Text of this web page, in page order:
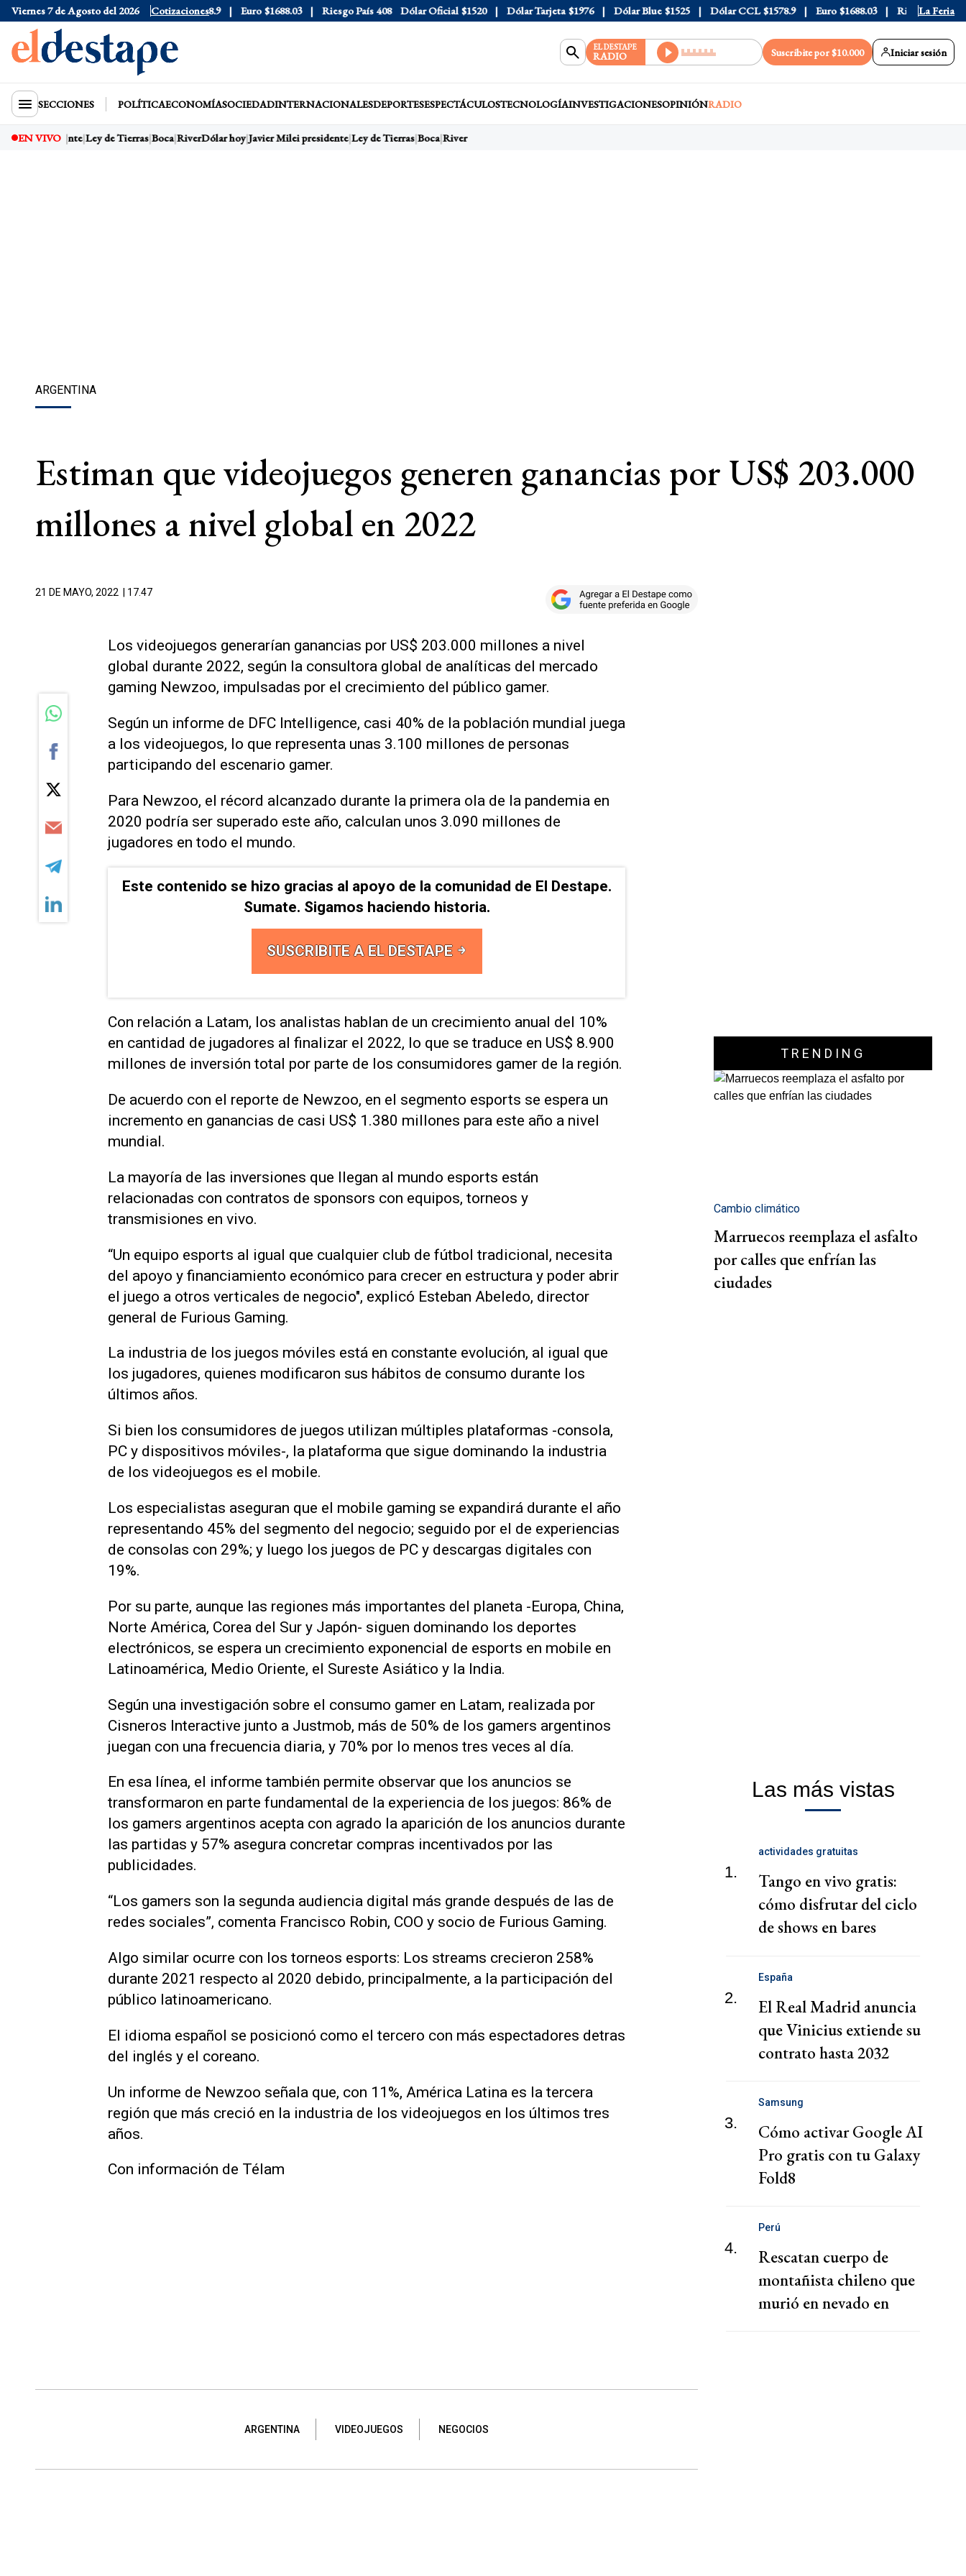
Viernes 7 de Agosto del 2026 Cotizaciones
Dólar Blue $1525 Dólar CCL $1578.9 Euro $1688.03 Riesgo País 408 Dólar Oficial $1520 Dólar Tarjeta $1976 Dólar Blue $1525 Dólar CCL $1578.9 Euro $1688.03 Riesgo País 408
La Feria
EL DESTAPE
RADIO Suscribite por $10.000 Iniciar sesión
SECCIONES POLÍTICAECONOMÍASOCIEDADINTERNACIONALESDEPORTESESPECTÁCULOSTECNOLOGÍAINVESTIGACIONESOPINIÓNRADIO
EN VIVO
Milei presidente Ley de Tierras Boca RiverDólar hoy Javier Milei presidente Ley de Tierras Boca River
ARGENTINA
Estiman que videojuegos generen ganancias por US$ 203.000
millones a nivel global en 2022
21 DE MAYO, 2022 | 17.47
Los videojuegos generarían ganancias por US$ 203.000 millones a nivel
global durante 2022, según la consultora global de analíticas del mercado
gaming Newzoo, impulsadas por el crecimiento del público gamer.
Según un informe de DFC Intelligence, casi 40% de la población mundial juega
a los videojuegos, lo que representa unas 3.100 millones de personas
participando del escenario gamer.
Para Newzoo, el récord alcanzado durante la primera ola de la pandemia en
2020 podría ser superado este año, calculan unos 3.090 millones de
jugadores en todo el mundo.
Este contenido se hizo gracias al apoyo de la comunidad de El Destape.
Sumate. Sigamos haciendo historia.
SUSCRIBITE A EL DESTAPE
Con relación a Latam, los analistas hablan de un crecimiento anual del 10%
en cantidad de jugadores al finalizar el 2022, lo que se traduce en US$ 8.900
millones de inversión total por parte de los consumidores gamer de la región.
De acuerdo con el reporte de Newzoo, en el segmento esports se espera un
incremento en ganancias de casi US$ 1.380 millones para este año a nivel
mundial.
La mayoría de las inversiones que llegan al mundo esports están
relacionadas con contratos de sponsors con equipos, torneos y
transmisiones en vivo.
“Un equipo esports al igual que cualquier club de fútbol tradicional, necesita
del apoyo y financiamiento económico para crecer en estructura y poder abrir
el juego a otros verticales de negocio", explicó Esteban Abeledo, director
general de Furious Gaming.
La industria de los juegos móviles está en constante evolución, al igual que
los jugadores, quienes modificaron sus hábitos de consumo durante los
últimos años.
Si bien los consumidores de juegos utilizan múltiples plataformas -consola,
PC y dispositivos móviles-, la plataforma que sigue dominando la industria
de los videojuegos es el mobile.
Los especialistas aseguran que el mobile gaming se expandirá durante el año
representando 45% del segmento del negocio; seguido por el de experiencias
de consolas con 29%; y luego los juegos de PC y descargas digitales con
19%.
Por su parte, aunque las regiones más importantes del planeta -Europa, China,
Norte América, Corea del Sur y Japón- siguen dominando los deportes
electrónicos, se espera un crecimiento exponencial de esports en mobile en
Latinoamérica, Medio Oriente, el Sureste Asiático y la India.
Según una investigación sobre el consumo gamer en Latam, realizada por
Cisneros Interactive junto a Justmob, más de 50% de los gamers argentinos
juegan con una frecuencia diaria, y 70% por lo menos tres veces al día.
En esa línea, el informe también permite observar que los anuncios se
transformaron en parte fundamental de la experiencia de los juegos: 86% de
los gamers argentinos acepta con agrado la aparición de los anuncios durante
las partidas y 57% asegura concretar compras incentivados por las
publicidades.
“Los gamers son la segunda audiencia digital más grande después de las de
redes sociales”, comenta Francisco Robin, COO y socio de Furious Gaming.
Algo similar ocurre con los torneos esports: Los streams crecieron 258%
durante 2021 respecto al 2020 debido, principalmente, a la participación del
público latinoamericano.
El idioma español se posicionó como el tercero con más espectadores detras
del inglés y el coreano.
Un informe de Newzoo señala que, con 11%, América Latina es la tercera
región que más creció en la industria de los videojuegos en los últimos tres
años.
Con información de Télam
ARGENTINA VIDEOJUEGOS NEGOCIOS
TRENDING
Cambio climático
Marruecos reemplaza el asfalto
por calles que enfrían las
ciudades
Las más vistas
1.
actividades gratuitas
Tango en vivo gratis:
cómo disfrutar del ciclo
de shows en bares
2.
España
El Real Madrid anuncia
que Vinicius extiende su
contrato hasta 2032
3.
Samsung
Cómo activar Google AI
Pro gratis con tu Galaxy
Fold8
4.
Perú
Rescatan cuerpo de
montañista chileno que
murió en nevado en